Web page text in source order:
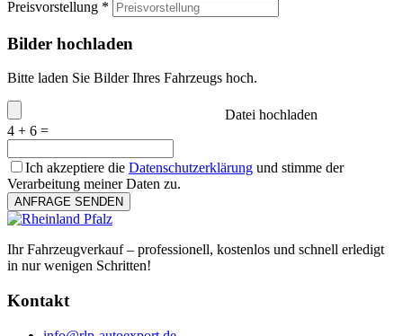
Preisvorstellung *
Bilder hochladen
Bitte laden Sie Bilder Ihres Fahrzeugs hoch.
Datei hochladen
4 + 6 =
Ich akzeptiere die Datenschutzerklärung und stimme der
Verarbeitung meiner Daten zu.
ANFRAGE SENDEN
Ihr Fahrzeugverkauf – professionell, kostenlos und schnell erledigt
in nur wenigen Schritten!
Kontakt